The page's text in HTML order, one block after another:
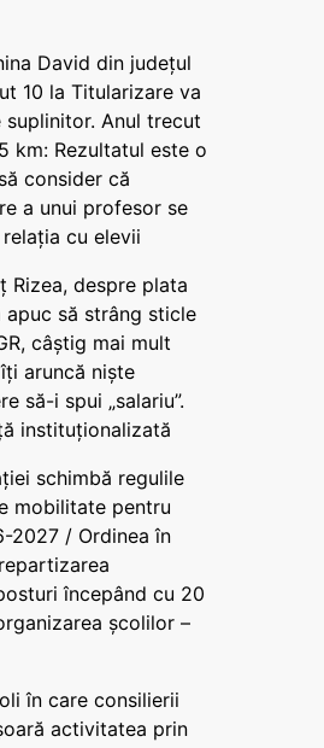
David din județul
10 la Titularizare va
Anul trecut
km: Rezultatul este o
consider că
a unui profesor se
cu elevii
Rizea, despre plata
apuc să strâng sticle
câștig mai mult
aruncă niște
să-i spui „salariu”.
instituționalizată
schimbă regulile
mobilitate pentru
2027 / Ordinea în
începând cu 20
școlilor –
în care consilierii
activitatea prin